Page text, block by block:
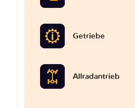
Getriebe
Allradantrieb